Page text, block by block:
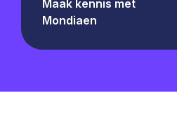
Maak kennis met
Mondiaen